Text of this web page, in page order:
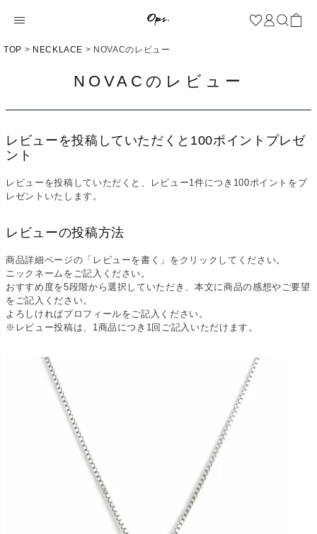
TOP NECKLACE NOVACのレビュー
NOVACのレビュー
レビューを投稿していただくと100ポイントプレゼ
ント
レビューを投稿していただくと、レビュー1件につき100ポイントをプ
レゼントいたします。
レビューの投稿方法
商品詳細ページの「レビューを書く」をクリックしてください。
ニックネームをご記入ください。
おすすめ度を5段階から選択していただき、本文に商品の感想やご要望
をご記入ください。
よろしければプロフィールをご記入ください。
※レビュー投稿は、1商品につき1回ご記入いただけます。